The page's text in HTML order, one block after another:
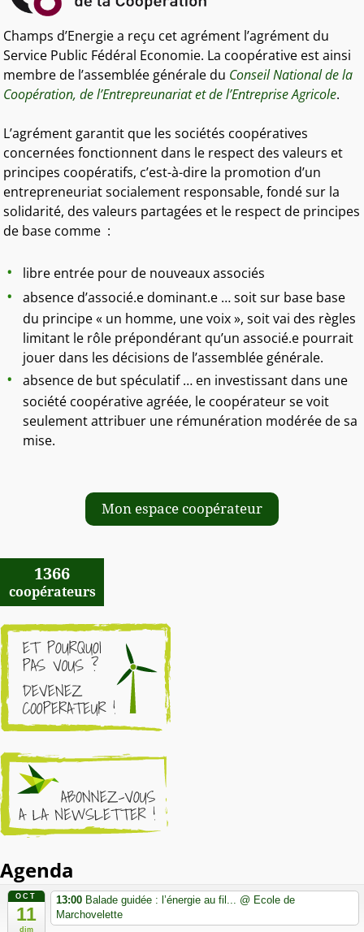
Champs d’Energie a reçu cet agrément l’agrément du
Service Public Fédéral Economie. La coopérative est ainsi
membre de l’assemblée générale du Conseil National de la
Coopération, de l’Entrepreunariat et de l’Entreprise Agricole.
L’agrément garantit que les sociétés coopératives
concernées fonctionnent dans le respect des valeurs et
principes coopératifs, c’est-à-dire la promotion d’un
entrepreneuriat socialement responsable, fondé sur la
solidarité, des valeurs partagées et le respect de principes
de base comme :
libre entrée pour de nouveaux associés
absence d’associé.e dominant.e … soit sur base base
du principe « un homme, une voix », soit vai des règles
limitant le rôle prépondérant qu’un associé.e pourrait
jouer dans les décisions de l’assemblée générale.
absence de but spéculatif … en investissant dans une
société coopérative agréée, le coopérateur se voit
seulement attribuer une rémunération modérée de sa
mise.
Mon espace coopérateur
1366
coopérateurs
Agenda
OCT
11
dim
13:00 Balade guidée : l’énergie au fil... @ Ecole de
Marchovelette